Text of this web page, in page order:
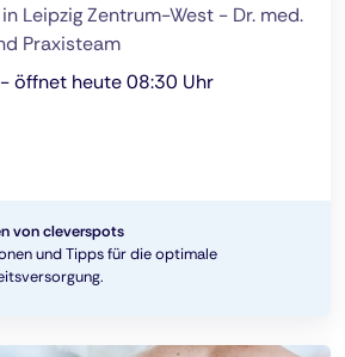
Leipzig Zentrum-West - Dr. med.
Praxisteam
-öffnet heute 08:30 Uhr
von cleverspots
und Tipps für die optimale